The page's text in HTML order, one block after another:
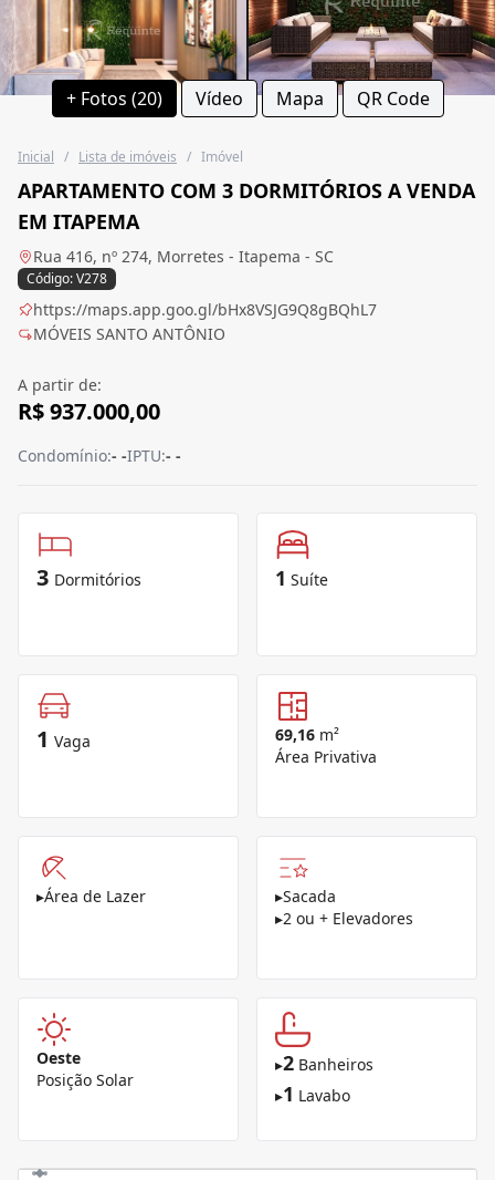
+ Fotos (20) Vídeo Mapa QR Code
Inicial / Lista de imóveis / Imóvel
APARTAMENTO COM 3 DORMITÓRIOS A VENDA
EM ITAPEMA
Rua 416, nº 274, Morretes - Itapema - SC
Código: V278
https://maps.app.goo.gl/bHx8VSJG9Q8gBQhL7
MÓVEIS SANTO ANTÔNIO
A partir de:
R$ 937.000,00
Condomínio:- -IPTU:- -
3 Dormitórios 1 Suíte
1 Vaga 69,16 m²
Área Privativa
▸Área de Lazer ▸Sacada
▸2 ou + Elevadores
Oeste
Posição Solar
▸2 Banheiros
▸1 Lavabo